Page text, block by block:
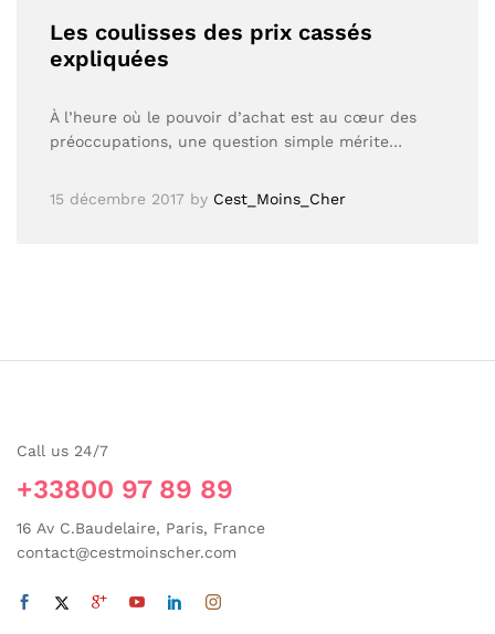
Les coulisses des prix cassés
expliquées
À l’heure où le pouvoir d’achat est au cœur des
préoccupations, une question simple mérite…
15 décembre 2017 by Cest_Moins_Cher
Call us 24/7
+33800 97 89 89
16 Av C.Baudelaire, Paris, France
contact@cestmoinscher.com